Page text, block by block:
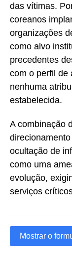
das vítimas.
coreanos
organizações
como alvo
precedentes
com o perfil de
nenhuma
estabelecida.
A combinação
ocultação de
como uma
evolução,
serviços
Mostrar o